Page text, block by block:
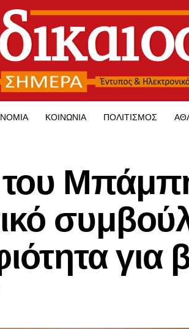
ΚΟΙΝΩΝΊΑ ΠΟΛΙΤΙΣΜΌΣ
για